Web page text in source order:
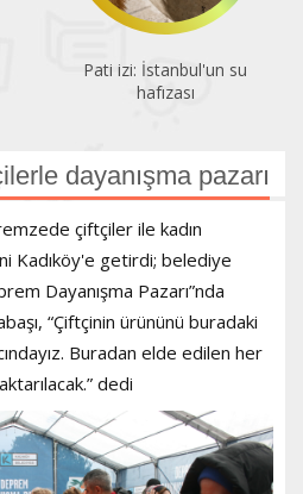
Bir gezginin gözünden
Kadıköy
dayanışma pazarı
çiftçiler ile kadın
Kadıköy'e getirdi; belediye
Dayanışma Pazarı”nda
“Çiftçinin ürününü buradaki
Buradan elde edilen her
dedi